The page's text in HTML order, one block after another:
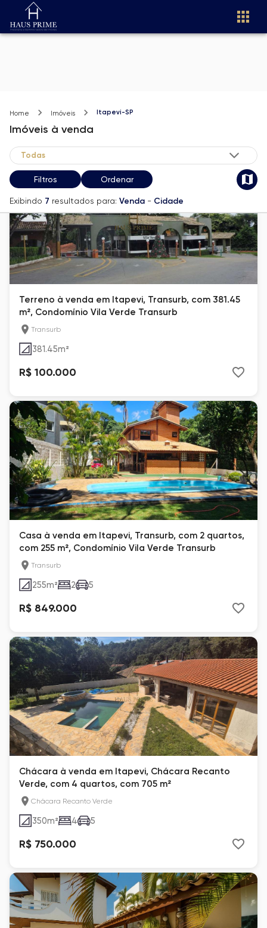
Home Imóveis Itapevi-SP
Imóveis à venda
Filtros Ordenar
Exibindo 7 resultados para: Venda - Cidade
Terreno à venda em Itapevi, Transurb, com 381.45
m², Condomínio Vila Verde Transurb
Transurb
381.45m²
R$ 100.000
Casa à venda em Itapevi, Transurb, com 2 quartos,
com 255 m², Condomínio Vila Verde Transurb
Transurb
255m² 2 5
R$ 849.000
Chácara à venda em Itapevi, Chácara Recanto
Verde, com 4 quartos, com 705 m²
Chácara Recanto Verde
350m² 4 5
R$ 750.000